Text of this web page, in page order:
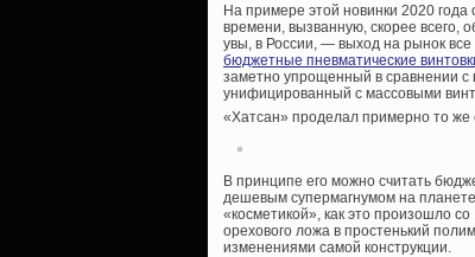
На примере этой новинки 2020
времени, вызванную, скорее всего,
увы, в России, — выход на рынок
бюджетные пневматические
заметно упрощенный в сравнении с
унифицированный с массовыми
«Хатсан» проделал примерно то же
В принципе его можно считать
дешевым супермагнумом на
«косметикой», как это произошло
орехового ложа в простенький
изменениями самой конструкции.